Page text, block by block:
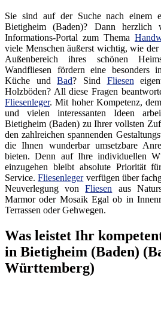
Sie sind auf der Suche nach einem
Bietigheim (Baden)? Dann herzlich
Informations-Portal zum Thema
viele Menschen äußerst wichtig, wie
Außenbereich ihres schönen
Wandfliesen fördern eine besonders
Küche undBad? Sind Fliesen
Holzböden? All diese Fragen
Fliesenleger. Mit hoher Kompetenz,
und vielen interessanten Ideen
Bietigheim (Baden) zu Ihrer vollsten
den zahlreichen spannenden
die Ihnen wunderbar umsetzbare
bieten. Denn auf Ihre individuellen
einzugehen bleibt absolute Priorität
Service.Fliesenlegerverfügen über
Neuverlegung vonFliesen aus
Marmor oder Mosaik Egal ob in
Terrassen oder Gehwegen.
Was leistet Ihr
in Bietigheim (Baden)
Württemberg)